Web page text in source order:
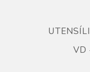
VD